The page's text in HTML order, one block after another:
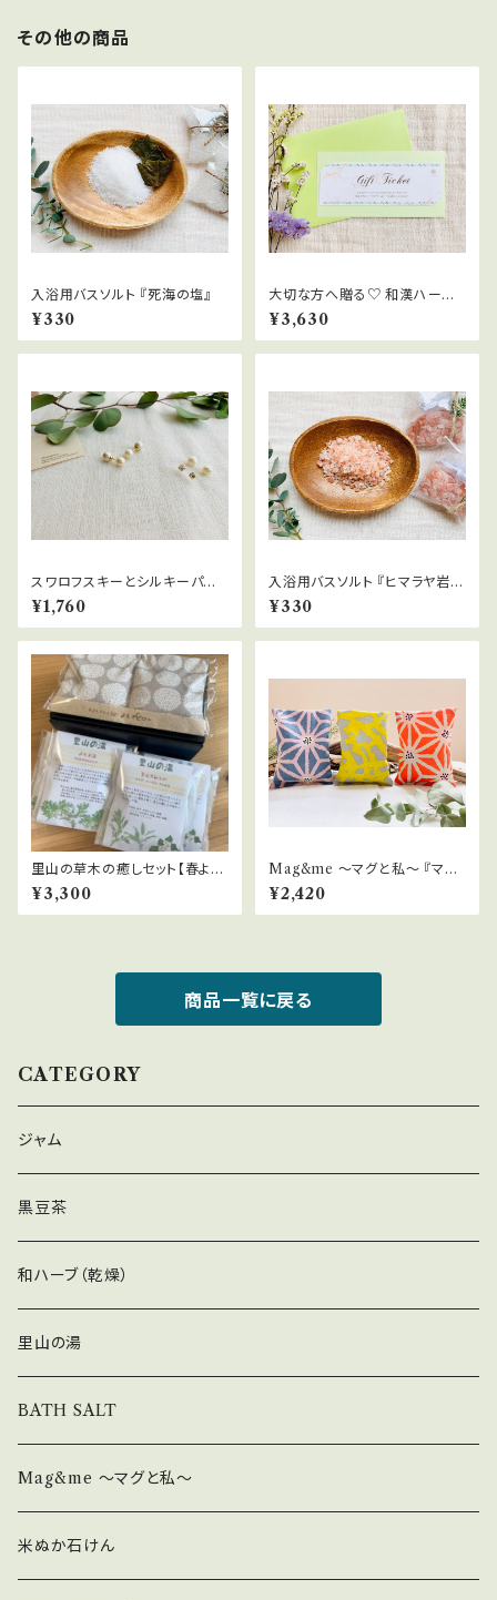
その他の商品
入浴用バスソルト 『死海の塩』
¥330
大切な方へ贈る♡ 和漢ハーブ
よもぎ蒸しギフトチケット
¥3,630
スワロフスキーとシルキーパー
ルのパールキャッチ2wayピアス
¥1,760
入浴用バスソルト 『ヒマラヤ岩
塩』
¥330
里山の草木の癒しセット【春よも
ぎと小豆のピロー/里山の湯4
P】
¥3,300
Mag&me ～マグと私～ 『マグ
ミー』
¥2,420
商品一覧に戻る
CATEGORY
ジャム
黒豆茶
和ハーブ（乾燥）
里山の湯
BATH SALT
Mag&me ～マグと私～
米ぬか石けん